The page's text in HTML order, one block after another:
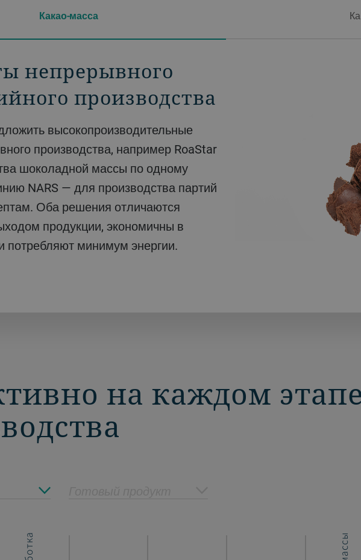
Какао-масса
непрерывного
производства
производства, например RoaStar
шоколадной массы по одному
NARS — для производства партий
Оба решения отличаются
продукции, экономичны в
потребляют минимум энергии.
фактором в получении различного
Наши технологии обжарки позволят
ароматические нотки, жизненно
вкуса вашего какао-
на каждом